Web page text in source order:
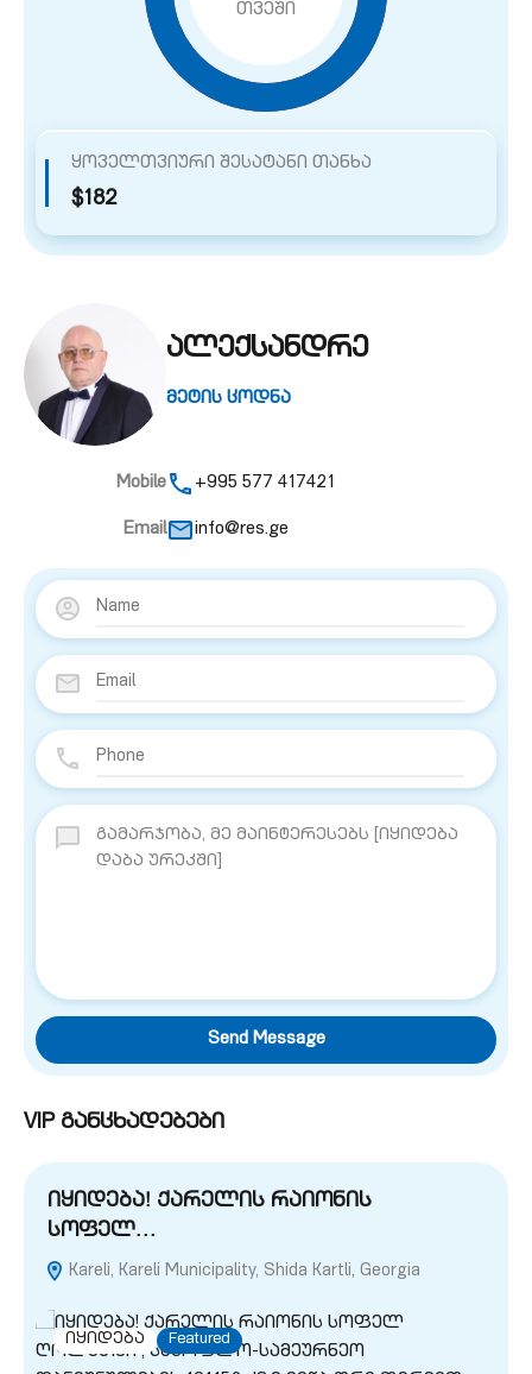
თვეში
ყოველთვიური შესატანი თანხა
$182
ალექსანდრე
მეტის ცოდნა
Mobile +995 577 417421
Email info@res.ge
Send Message
VIP განცხადებები
იყიდება! ქარელის რაიონის
სოფელ…
Kareli, Kareli Municipality, Shida Kartli, Georgia
იყიდება Featured